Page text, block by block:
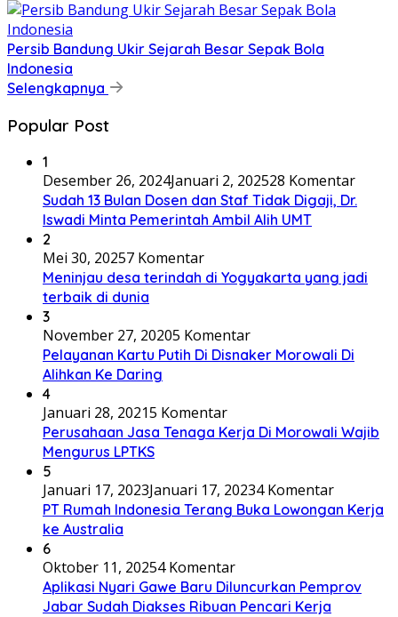
Persib Bandung Ukir Sejarah Besar Sepak Bola
Indonesia
Selengkapnya
Popular Post
1
Desember 26, 2024Januari 2, 202528 Komentar
Sudah 13 Bulan Dosen dan Staf Tidak Digaji, Dr.
Iswadi Minta Pemerintah Ambil Alih UMT
2
Mei 30, 20257 Komentar
Meninjau desa terindah di Yogyakarta yang jadi
terbaik di dunia
3
November 27, 20205 Komentar
Pelayanan Kartu Putih Di Disnaker Morowali Di
Alihkan Ke Daring
4
Januari 28, 20215 Komentar
Perusahaan Jasa Tenaga Kerja Di Morowali Wajib
Mengurus LPTKS
5
Januari 17, 2023Januari 17, 20234 Komentar
PT Rumah Indonesia Terang Buka Lowongan Kerja
ke Australia
6
Oktober 11, 20254 Komentar
Aplikasi Nyari Gawe Baru Diluncurkan Pemprov
Jabar Sudah Diakses Ribuan Pencari Kerja